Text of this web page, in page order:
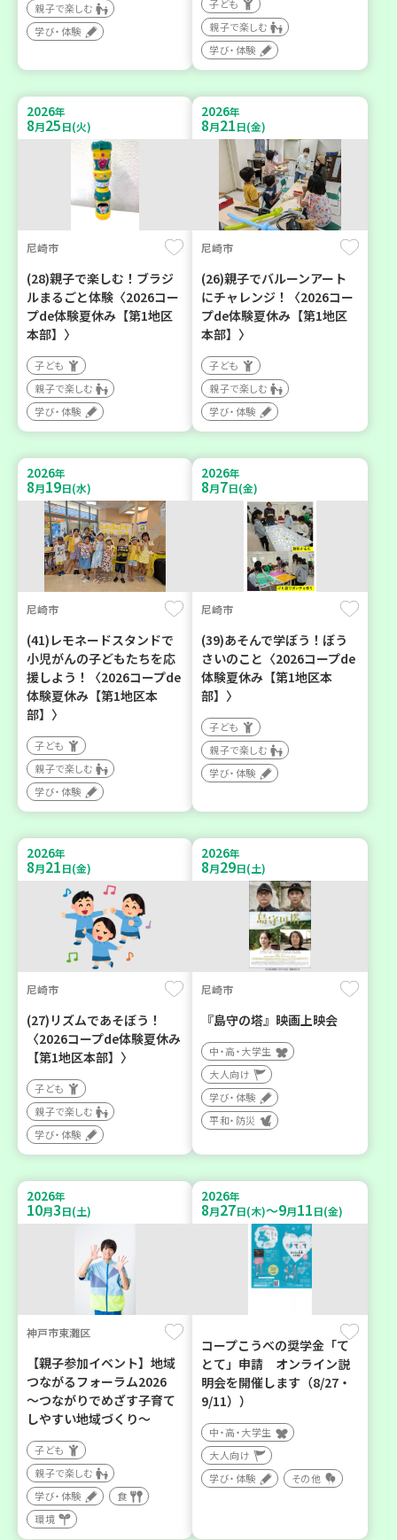
親子で楽しむ
学び・体験
子ども
親子で楽しむ
学び・体験
2026年
8月25日(火)
尼崎市
(28)親子で楽しむ！ブラジ
ルまるごと体験〈2026コー
プde体験夏休み【第1地区
本部】〉
子ども
親子で楽しむ
学び・体験
2026年
8月21日(金)
尼崎市
(26)親子でバルーンアート
にチャレンジ！〈2026コー
プde体験夏休み【第1地区
本部】〉
子ども
親子で楽しむ
学び・体験
2026年
8月19日(水)
尼崎市
(41)レモネードスタンドで
小児がんの子どもたちを応
援しよう！〈2026コープde
体験夏休み【第1地区本
部】〉
子ども
親子で楽しむ
学び・体験
2026年
8月7日(金)
尼崎市
(39)あそんで学ぼう！ぼう
さいのこと〈2026コープde
体験夏休み【第1地区本
部】〉
子ども
親子で楽しむ
学び・体験
2026年
8月21日(金)
尼崎市
(27)リズムであそぼう！
〈2026コープde体験夏休み
【第1地区本部】〉
子ども
親子で楽しむ
学び・体験
2026年
8月29日(土)
尼崎市
『島守の塔』映画上映会
中・高・大学生
大人向け
学び・体験
平和・防災
2026年
10月3日(土)
神戸市東灘区
【親子参加イベント】地域
つながるフォーラム2026
～つながりでめざす子育て
しやすい地域づくり～
子ども
親子で楽しむ
学び・体験
食
環境
2026年
8月27日(木)～9月11日(金)
コープこうべの奨学金「て
とて」申請 オンライン説
明会を開催します（8/27・
9/11））
中・高・大学生
大人向け
学び・体験
その他